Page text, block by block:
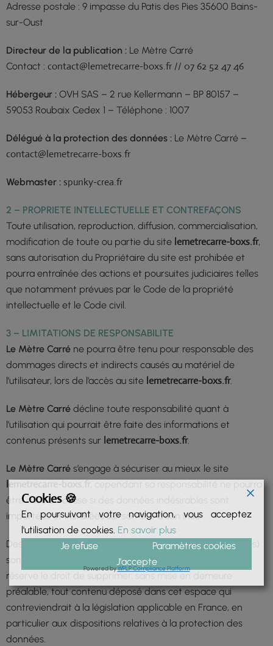
Adresse postale : 9 impasse du Patis des Pies 35600 Bains-
sur-Oust
Directeur de la publication : Le Mètre Carré
Contact : contact@lemetrecarre-boxs.fr // 07 62 52 47 46
Hébergeur : OVH SAS – 2 rue Kellermann – BP 80157 –
59053 Roubaix Cedex 1 – Téléphone : 1007
Délégué à la protection des données : Le Mètre Carré –
contact@lemetrecarre-boxs.fr
Webmaster : spunky-crea.fr
2 – PROPRIETE INTELLECTUELLE ET CONTREFAÇONS
Toute utilisation, reproduction, diffusion, commercialisation,
modification de toute ou partie du site lemetrecarre-boxs.fr,
sans autorisation du Propriétaire du site est prohibée et
pourra entraînée des actions et poursuites judiciaires telles
que notamment prévues par le Code de la propriété
intellectuelle et le Code civil.
3 – LIMITATIONS DE RESPONSABILITE
Le Mètre Carré ne pourra être tenu pour responsable des
dommages directs et indirects causés au matériel de
l’utilisateur, lors de l’accès au site lemetrecarre-boxs.fr.
Le Mètre Carré décline toute responsabilité quant à
l’utilisation qui pourrait être faite des informations et
contenus présents sur lemetrecarre-boxs.fr.
Le Mètre Carré s’engage à sécuriser au mieux le site
lemetrecarre-boxs.fr
être mise en cause si des données indésirables sont
importées et installées sur son site à son insu.
Des espaces interactifs (espace contact ou commentaires)
sont à la disposition des utilisateurs.
réserve le droit de supprimer, sans mise en demeure
préalable, tout contenu déposé dans cet espace qui
contreviendrait à la législation applicable en France, en
particulier aux dispositions relatives à la protection des
données.
Cookies 🍪
En poursuivant votre navigation, vous acceptez
l'utilisation de cookies. En savoir plus
Je refuse
Paramètres cookies
J'accepte
Powered byWPLP Compliance Platform